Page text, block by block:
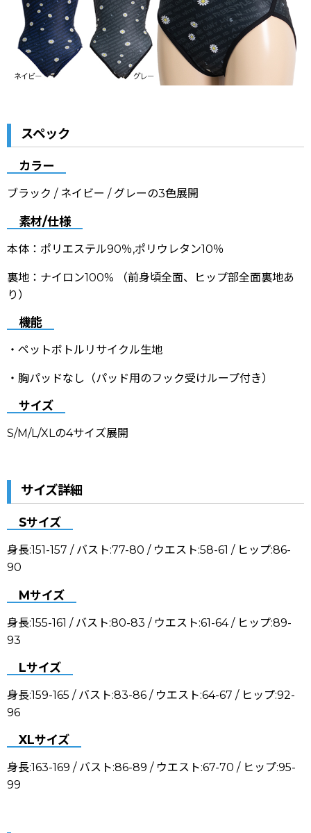
スペック
カラー
ブラック / ネイビー / グレーの3色展開
素材/仕様
本体：ポリエステル90％,ポリウレタン10％
裏地：ナイロン100% （前身頃全面、ヒップ部全面裏地あ
り）
機能
・ペットボトルリサイクル生地
・胸パッドなし（パッド用のフック受けループ付き）
サイズ
S/M/L/XLの4サイズ展開
サイズ詳細
Sサイズ
身長:151-157 / バスト:77-80 / ウエスト:58-61 / ヒップ:86-
90
Mサイズ
身長:155-161 / バスト:80-83 / ウエスト:61-64 / ヒップ:89-
93
Lサイズ
身長:159-165 / バスト:83-86 / ウエスト:64-67 / ヒップ:92-
96
XLサイズ
身長:163-169 / バスト:86-89 / ウエスト:67-70 / ヒップ:95-
99